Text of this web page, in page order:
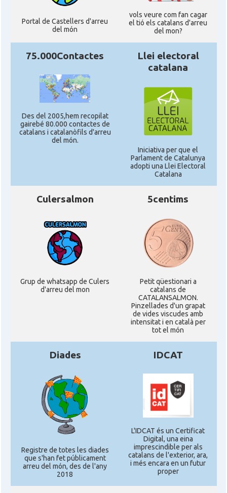
Portal de Castellers d'arreu
del món
vols veure com fan cagar
el tió els catalans d'arreu
del mon?
75.000Contactes
Des del 2005,hem recopilat
gairebé 80.000 contactes de
catalans i catalanòfils d'arreu
del món.
Llei electoral
catalana
Iniciativa per que el
Parlament de Catalunya
adopti una Llei Electoral
Catalana
Culersalmon
Grup de whatsapp de Culers
d'arreu del mon
5centims
Petit qüestionari a
catalans de
CATALANSALMON.
Pinzellades d'un grapat
de vides viscudes amb
intensitat i en català per
tot el món
Diades
Registre de totes les diades
que s'han fet públicament
arreu del món, des de l'any
2018
IDCAT
L'IDCAT és un Certificat
Digital, una eina
imprescindible per als
catalans de l'exterior, ara,
i més encara en un futur
proper